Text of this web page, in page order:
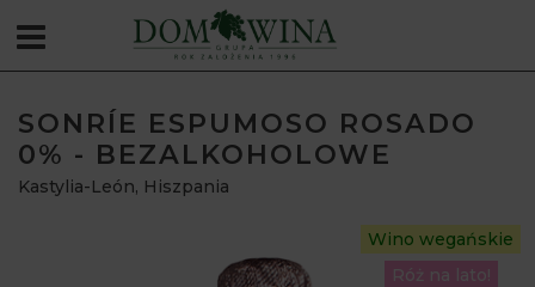
SONRÍE ESPUMOSO ROSADO
0% - BEZALKOHOLOWE
Kastylia-León, Hiszpania
Wino wegańskie
Róż na lato!